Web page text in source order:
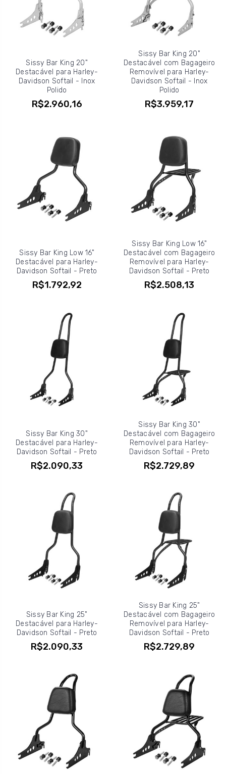
Sissy Bar King 20"
Destacável para Harley-
Davidson Softail - Inox
Polido
R$2.960,16
Sissy Bar King 20"
Destacável com Bagageiro
Removível para Harley-
Davidson Softail - Inox
Polido
R$3.959,17
Sissy Bar King Low 16"
Destacável para Harley-
Davidson Softail - Preto
R$1.792,92
Sissy Bar King Low 16"
Destacável com Bagageiro
Removível para Harley-
Davidson Softail - Preto
R$2.508,13
Sissy Bar King 30"
Destacável para Harley-
Davidson Softail - Preto
R$2.090,33
Sissy Bar King 30"
Destacável com Bagageiro
Removível para Harley-
Davidson Softail - Preto
R$2.729,89
Sissy Bar King 25"
Destacável para Harley-
Davidson Softail - Preto
R$2.090,33
Sissy Bar King 25"
Destacável com Bagageiro
Removível para Harley-
Davidson Softail - Preto
R$2.729,89